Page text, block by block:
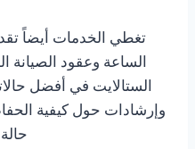
تغطي الخدمات أيضاً
الساعة وعقود الصيانة
الستالايت في أفضل
وإرشادات حول كيفية